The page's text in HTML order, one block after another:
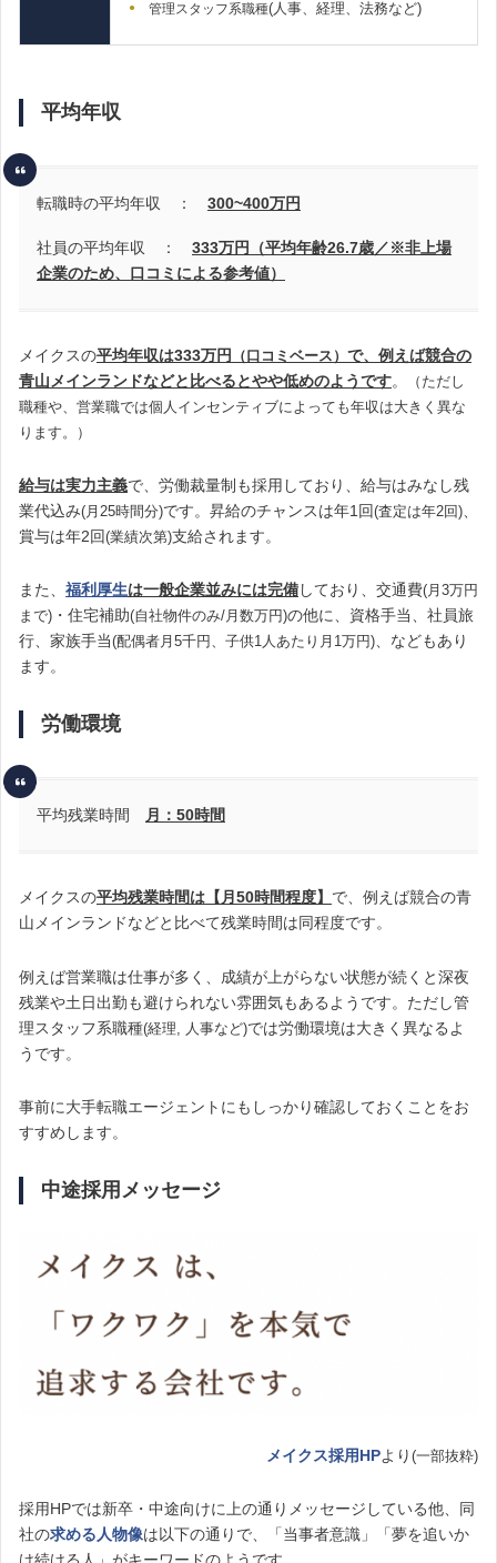
管理スタッフ系職種(人事、経理、法務など)
平均年収
転職時の平均年収 ： 300~400万円
社員の平均年収 ： 333万円（平均年齢26.7歳／※非上場
企業のため、口コミによる参考値）
メイクスの平均年収は333万円 （口コミベース） で、例えば競合の
青山メインランドなどと比べるとやや低めのようです。
（ただし
職種や、営業職では個人インセンティブによっても年収は大きく異な
ります。）
給与は実力主義で、労働裁量制も採用しており、給与はみなし残
業代込み(月25時間分)です。昇給のチャンスは年1回(査定は年2回)
賞与は年2回(業績次第)支給されます。
また、 福利厚生は一般企業並みには完備しており、交通費(月3万円
まで) ・住宅補助(自社物件のみ/月数万円)の他に、資格手当、社員旅
行、家族手当(配偶者月5千円、子供1人あたり月1万円)、などもあり
ます。
労働環境
平均残業時間 月：50時間
メイクスの平均残業時間は【月50時間程度】 で、例えば競合の青
山メインランドなどと比べて残業時間は同程度です。
例えば営業職は仕事が多く、成績が上がらない状態が続くと深夜
残業や土日出勤も避けられない雰囲気もあるようです。ただし管
理スタッフ系職種(経理, 人事など)では労働環境は大きく異なるよ
うです。
事前に大手転職エージェントにもしっかり確認しておくことをお
すすめします。
中途採用メッセージ
メイクス採用HPより (一部抜粋)
採用HPでは新卒・中途向けに上の通りメッセージしている他、同
社の求める人物像は以下の通りで、「当事者意識」「夢を追いか